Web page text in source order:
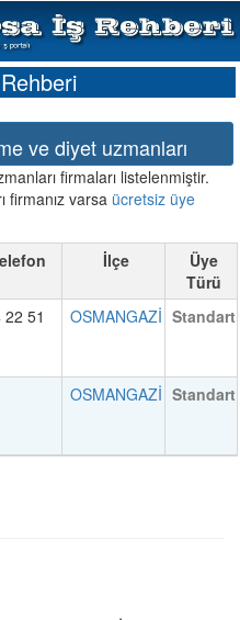
ve diyet uzmanları
firmaları listelenmiştir.
firmanız varsa ücretsiz üye
İlçe
Üye
Türü
22 51 OSMANGAZİ Standart
OSMANGAZİ Standart